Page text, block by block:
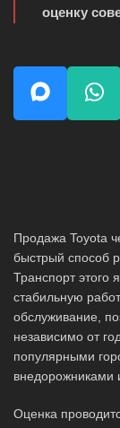
оценку
Продажа Toyota
быстрый способ
Транспорт этого
стабильную
обслуживание,
независимо от
популярными
внедорожниками
Оценка